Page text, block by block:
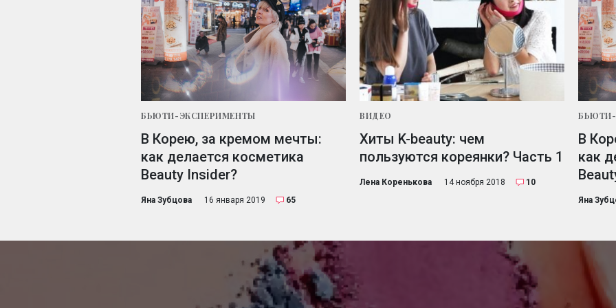
БЬЮТИ-ЭКСПЕРИМЕНТЫ
В Корею, за кремом мечты:
как делается косметика
Beauty Insider?
Яна Зубцова 16 января 2019 65
ВИДЕО
Хиты K-beauty: чем
пользуются кореянки? Часть 1
Лена Коренькова 14 ноября 2018 10
В
как
Яна